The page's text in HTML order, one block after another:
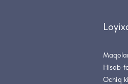
Hisob-
Ochiq